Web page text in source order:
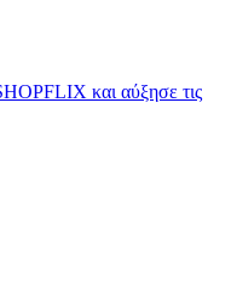
και αύξησε τις